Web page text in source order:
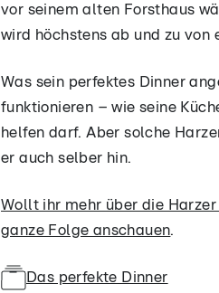
vor seinem alten Forsthaus
wird höchstens ab und zu von
Was sein perfektes Dinner
funktionieren – wie seine
helfen darf. Aber solche
er auch selber hin.
​Wollt ihr mehr über die Harzer
ganze Folge anschauen.
Das perfekte Dinner